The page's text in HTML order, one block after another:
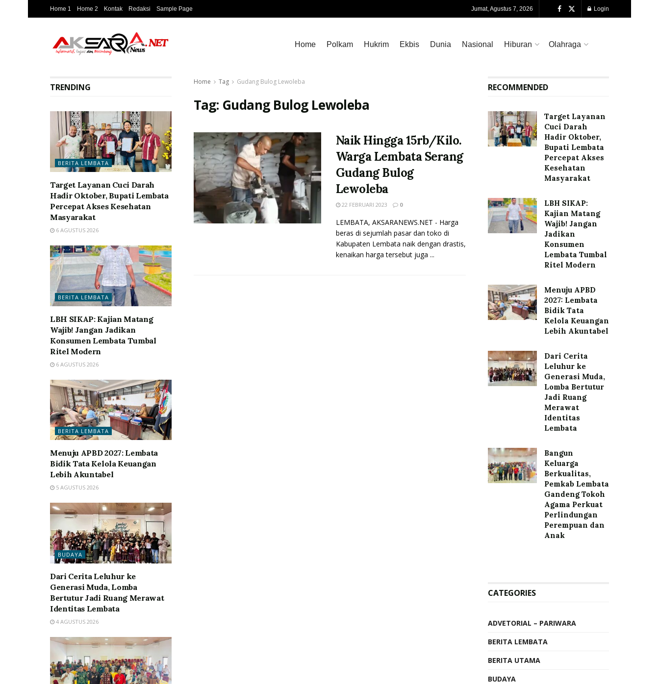
Home 1 Home 2 Kontak Redaksi Sample Page Jumat, Agustus 7, 2026 Login
Home Polkam Hukrim Ekbis Dunia Nasional Hiburan Olahraga
Home Tag Gudang Bulog Lewoleba
Tag: Gudang Bulog Lewoleba
Naik Hingga 15rb/Kilo.
Warga Lembata Serang
Gudang Bulog
Lewoleba
22 FEBRUARI 2023 0
LEMBATA, AKSARANEWS.NET - Harga
beras di sejumlah pasar dan toko di
Kabupaten Lembata naik dengan drastis,
kenaikan harga tersebut juga ...
TRENDING
BERITA LEMBATA
Target Layanan Cuci Darah
Hadir Oktober, Bupati Lembata
Percepat Akses Kesehatan
Masyarakat
6 AGUSTUS 2026
BERITA LEMBATA
LBH SIKAP: Kajian Matang
Wajib! Jangan Jadikan
Konsumen Lembata Tumbal
Ritel Modern
6 AGUSTUS 2026
BERITA LEMBATA
Menuju APBD 2027: Lembata
Bidik Tata Kelola Keuangan
Lebih Akuntabel
5 AGUSTUS 2026
BUDAYA
Dari Cerita Leluhur ke
Generasi Muda, Lomba
Bertutur Jadi Ruang Merawat
Identitas Lembata
4 AGUSTUS 2026
RECOMMENDED
Target Layanan
Cuci Darah
Hadir Oktober,
Bupati Lembata
Percepat Akses
Kesehatan
Masyarakat
LBH SIKAP:
Kajian Matang
Wajib! Jangan
Jadikan
Konsumen
Lembata Tumbal
Ritel Modern
Menuju APBD
2027: Lembata
Bidik Tata
Kelola Keuangan
Lebih Akuntabel
Dari Cerita
Leluhur ke
Generasi Muda,
Lomba Bertutur
Jadi Ruang
Merawat
Identitas
Lembata
Bangun
Keluarga
Berkualitas,
Pemkab Lembata
Gandeng Tokoh
Agama Perkuat
Perlindungan
Perempuan dan
Anak
CATEGORIES
ADVETORIAL – PARIWARA
BERITA LEMBATA
BERITA UTAMA
BUDAYA